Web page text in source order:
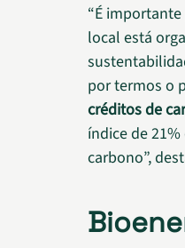
“É
local está
por termos o
créditos de
índice de 21%
carbono”,